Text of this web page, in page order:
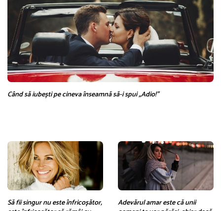
Când să iubești pe cineva înseamnă să-i spui „Adio!”
Să fii singur nu este înfricoșător,
Adevărul amar este că unii